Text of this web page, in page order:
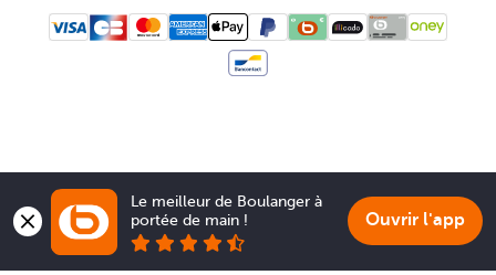
Le meilleur de Boulanger à
portée de main !
Ouvrir l'app